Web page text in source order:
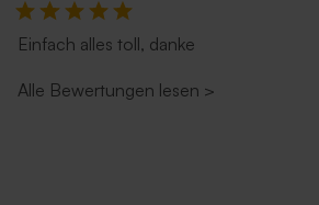
Einfach alles toll, danke
Alle Bewertungen lesen >